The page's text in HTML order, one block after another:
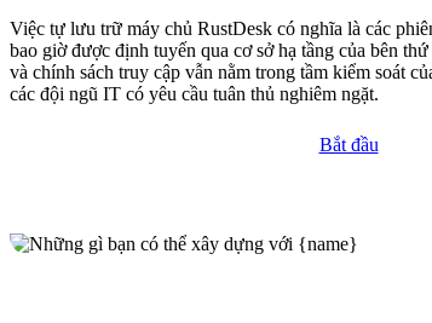
Việc tự lưu trữ máy chủ RustDesk có nghĩa là các
bao giờ được định tuyến qua cơ sở hạ tầng của bên
và chính sách truy cập vẫn nằm trong tầm kiểm soát
các đội ngũ IT có yêu cầu tuân thủ nghiêm ngặt.
Bắt đầu